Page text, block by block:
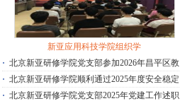
新亚应用科技学院组织学
· 北京新亚研修学院党支部参加2026年昌平区教
· 北京新亚研修学院顺利通过2025年度安全稳定
· 北京新亚研修学院党支部2025年党建工作述职